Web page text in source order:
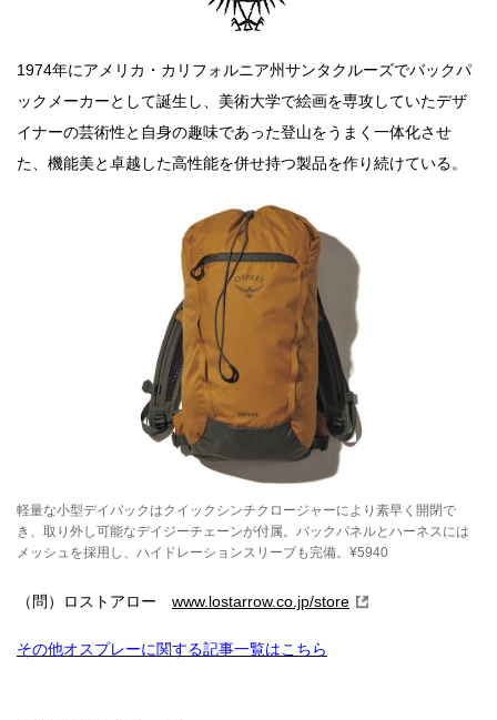
1974年にアメリカ・カリフォルニア州サンタクルーズでバックパ
ックメーカーとして誕生し、美術大学で絵画を専攻していたデザ
イナーの芸術性と自身の趣味であった登山をうまく一体化させ
た、機能美と卓越した高性能を併せ持つ製品を作り続けている。
軽量な小型デイパックはクイックシンチクロージャーにより素早く開閉で
き、取り外し可能なデイジーチェーンが付属。バックパネルとハーネスには
メッシュを採用し、ハイドレーションスリーブも完備。¥5940
（問）ロストアロー www.lostarrow.co.jp/store
その他オスプレーに関する記事一覧はこちら